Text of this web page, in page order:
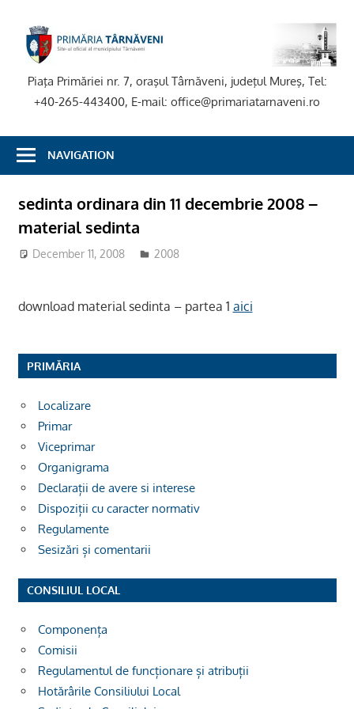
content
Piaţa Primăriei nr. 7, oraşul Târnăveni, judeţul Mureş, Tel:
+40-265-443400, E-mail: office@primariatarnaveni.ro
NAVIGATION
sedinta ordinara din 11 decembrie 2008 –
material sedinta
December 11, 2008 2008
download material sedinta – partea 1 aici
PRIMĂRIA
Localizare
Primar
Viceprimar
Organigrama
Declarații de avere si interese
Dispoziții cu caracter normativ
Regulamente
Sesizări și comentarii
CONSILIUL LOCAL
Componența
Comisii
Regulamentul de funcționare și atribuții
Hotărârile Consiliului Local